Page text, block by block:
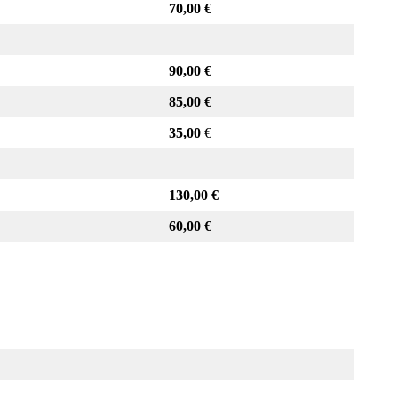
70,00 €
90,00 €
85,00 €
35,00 €
130,00 €
60,00 €